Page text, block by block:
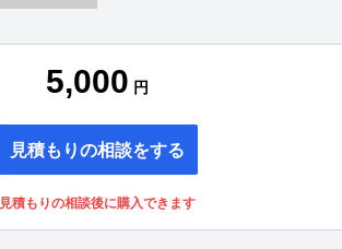
5,000 円
見積もりの相談をする
見積もりの相談後に購入できます